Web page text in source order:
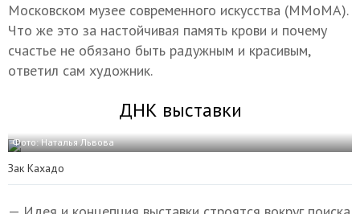
Московском музее современного искусства (ММоМА).
Что же это за настойчивая память крови и почему
счастье не обязано быть радужным и красивым,
ответил сам художник.
ДНК выставки
Фото: Наталья Львова
Зак Кахадо